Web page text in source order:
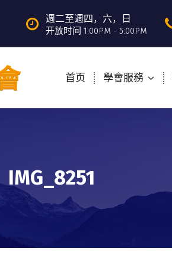
週二至週四，六，日
开放时间 1:00PM - 5:00PM
首页 學會服務
IMG_8251